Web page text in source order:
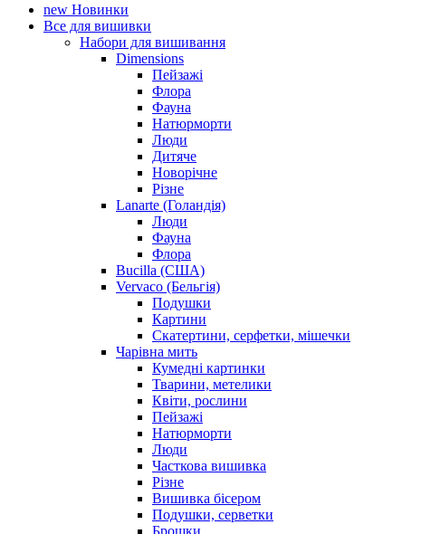
new Новинки
Все для вишивки
Набори для вишивання
Dimensions
Пейзажі
Флора
Фауна
Натюрморти
Люди
Дитяче
Новорічне
Різне
Lanarte (Голандія)
Люди
Фауна
Флора
Bucilla (США)
Vervaco (Бельгія)
Подушки
Картини
Скатертини, серфетки, мішечки
Чарiвна мить
Кумедні картинки
Тварини, метелики
Квіти, рослини
Пейзажі
Натюрморти
Люди
Часткова вишивка
Різне
Вишивка бісером
Подушки, серветки
Брошки